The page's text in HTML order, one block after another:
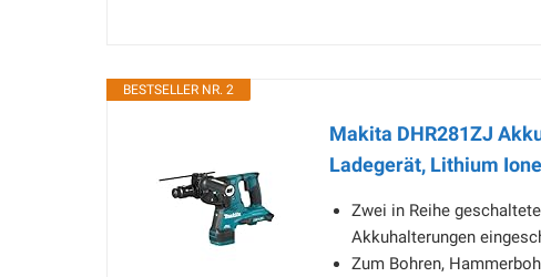
BESTSELLER NR. 2
Makita DHR281ZJ
Ladegerät, Lithium
Zwei in Reihe
Akkuhalterungen
Zum Bohren,